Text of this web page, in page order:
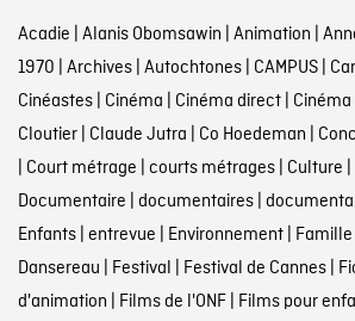
Acadie Alanis Obomsawin Animation
1970 Archives| Autochtones| CAMPUS|
Cinéastes| Cinéma Cinéma direct|
Cloutier| Claude Jutra Co Hoedeman
Court métrage courts métrages| Culture
Documentaire documentaires|
Enfants| entrevue Environnement| Famille
Dansereau Festival Festival de Cannes|
d'animation Films de l'ONF| Films pour